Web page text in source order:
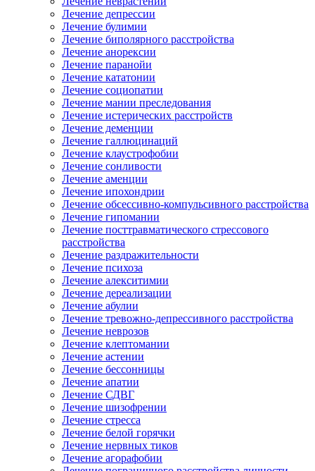
Лечение депрессии
Лечение булимии
Лечение биполярного расстройства
Лечение анорексии
Лечение паранойи
Лечение кататонии
Лечение социопатии
Лечение мании преследования
Лечение истерических расстройств
Лечение деменции
Лечение галлюцинаций
Лечение клаустрофобии
Лечение сонливости
Лечение аменции
Лечение ипохондрии
Лечение обсессивно-компульсивного расстройства
Лечение гипомании
Лечение посттравматического стрессового
расстройства
Лечение раздражительности
Лечение психоза
Лечение алекситимии
Лечение дереализации
Лечение абулии
Лечение тревожно-депрессивного расстройства
Лечение неврозов
Лечение клептомании
Лечение астении
Лечение бессонницы
Лечение апатии
Лечение СДВГ
Лечение шизофрении
Лечение стресса
Лечение белой горячки
Лечение нервных тиков
Лечение агорафобии